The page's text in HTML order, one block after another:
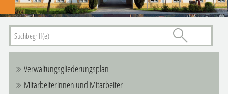
Verwaltungsgliederungsplan
Mitarbeiterinnen und Mitarbeiter